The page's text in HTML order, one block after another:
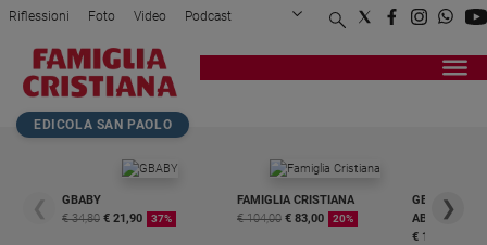
Attualità
Italia
Cronaca
Mondo
Economia
Riflessioni Foto Video Podcast
Privacy Policy Chi siamo
Registrati Redazione
Home page>Attualità>«La nostra culla è il gr...
EDICOLA SAN PAOLO
❮
GBABY
€ 34,80 € 21,90 37%
FAMIGLIA CRISTIANA
€ 104,00 € 83,00 20%
GBABY
€ 16,99
❯